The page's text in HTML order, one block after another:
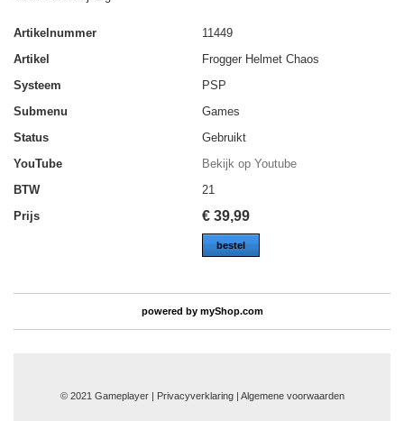
Artikelnummer
11449
Artikel
Frogger Helmet Chaos
Systeem
PSP
Submenu
Games
Status
Gebruikt
YouTube
Bekijk op Youtube
BTW
21
Prijs
€ 39,99
bestel
powered by myShop.com
© 2021 Gameplayer | Privacyverklaring | Algemene voorwaarden